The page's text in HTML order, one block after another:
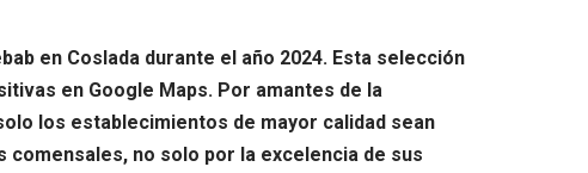
en Coslada durante el año 2024. Esta selección
en Google Maps. Por amantes de la
los establecimientos de mayor calidad sean
no solo por la excelencia de sus